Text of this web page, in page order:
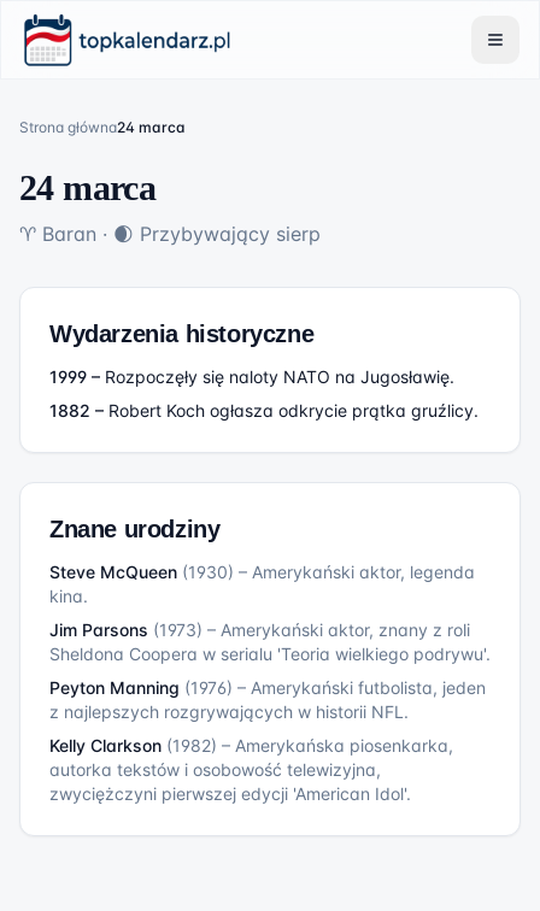
Strona główna24 marca
24 marca
♈ Baran · 🌒 Przybywający sierp
Wydarzenia historyczne
1999 – Rozpoczęły się naloty NATO na Jugosławię.
1882 – Robert Koch ogłasza odkrycie prątka gruźlicy.
Znane urodziny
Steve McQueen (1930) – Amerykański aktor, legenda
kina.
Jim Parsons (1973) – Amerykański aktor, znany z roli
Sheldona Coopera w serialu 'Teoria wielkiego podrywu'.
Peyton Manning (1976) – Amerykański futbolista, jeden
z najlepszych rozgrywających w historii NFL.
Kelly Clarkson (1982) – Amerykańska piosenkarka,
autorka tekstów i osobowość telewizyjna,
zwyciężczyni pierwszej edycji 'American Idol'.